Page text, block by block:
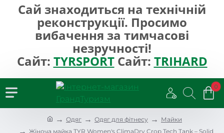
Сай знаходиться на технічній
реконструкції. Просимо
вибачення за тимчасові
незручності!
Сайт: TYRSPORTСайт: TRIHARD
0
Одяг Одяг для фітнесу
Майки
Жіноча майка TYR Women's ClimaDry Crop Tech Tank – Solid